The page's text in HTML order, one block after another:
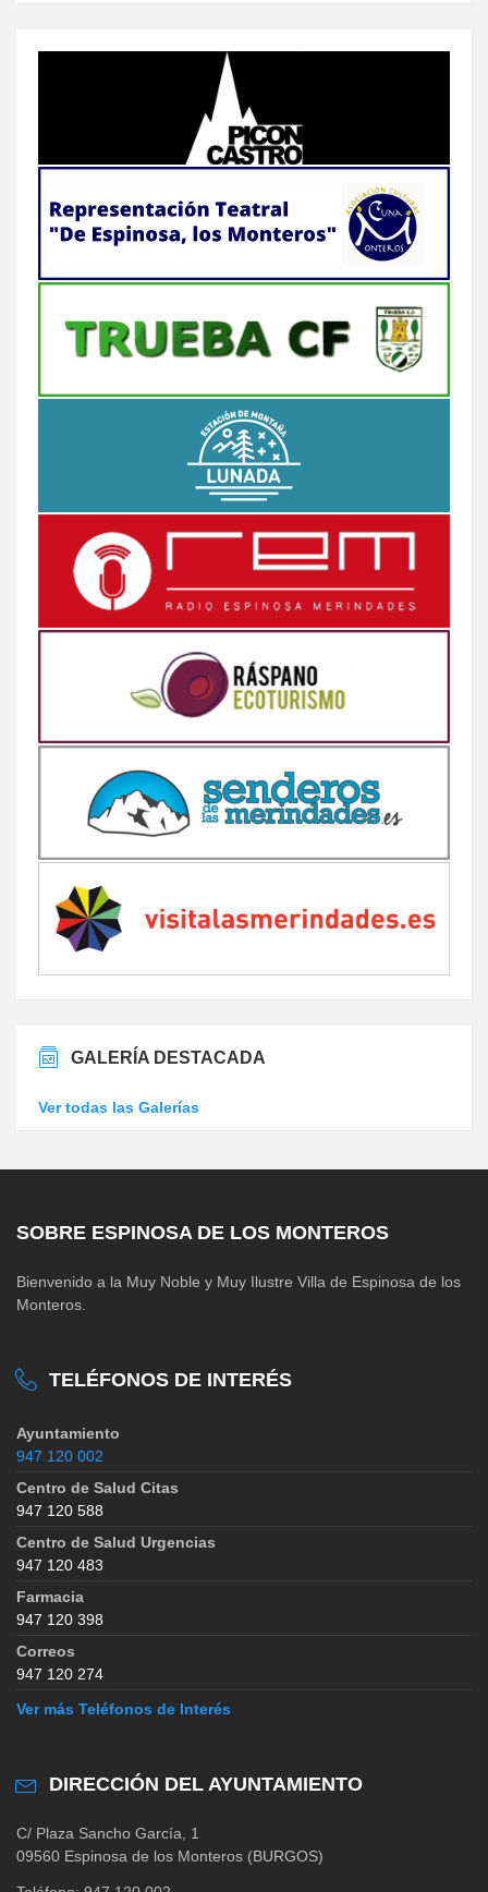
GALERÍA DESTACADA
Ver todas las Galerías
SOBRE ESPINOSA DE LOS MONTEROS
Bienvenido a la Muy Noble y Muy Ilustre Villa de Espinosa de los
Monteros.
TELÉFONOS DE INTERÉS
Ayuntamiento
947 120 002
Centro de Salud Citas
947 120 588
Centro de Salud Urgencias
947 120 483
Farmacia
947 120 398
Correos
947 120 274
Ver más Teléfonos de Interés
DIRECCIÓN DEL AYUNTAMIENTO
C/ Plaza Sancho García, 1
09560 Espinosa de los Monteros (BURGOS)